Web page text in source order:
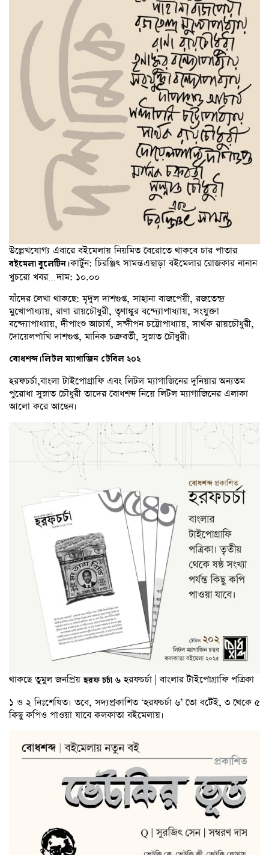
উল্লেখযোগ্য এবারে বইমেলায় নিয়মিত বেরোতে থাকবে চার পাতার
বইমেলা বুলেটিন।কার্টুন: চিরঞ্জিৎ সামন্তএছাড়া বইমেলার রোজকার নানান
খুচরো খবর…দাম: ১০.০০
যাঁদের লেখা থাকছে: মৃদুল দাশগুপ্ত, সাহানা বাজপেয়ী, রজতেন্দ্র
মুখোপাধ্যায়, রাণা রায়চৌধুরী, তৃণাঙ্কুর বন্দ্যোপাধ্যায়, সংযুক্তা
বন্দ্যোপাধ্যায়, দীপাংশু আচার্য, সন্দীপন চট্টোপাধ্যায়, সার্থক রায়চৌধুরী,
দোয়েলপাখি দাশগুপ্ত, মানিক চক্রবর্তী, সুস্নাত চৌধুরী।
বোধশব্দ।লিটল ম্যাগাজিন টেবিল ২০২
হরফচর্চা,বাংলা টাইপোগ্রাফি এবং লিটল ম্যাগাজিনের দুনিয়ার অন্যতম
পুরোধা সুস্নাত চৌধুরী তাদের বোধশব্দ নিয়ে লিটল ম্যাগাজিনের এলাকা
আলো করে আছেন।
থাকছে তুমুল জনপ্রিয়হরফচর্চা৬হরফচর্চা | বাংলার টাইপোগ্রাফি পত্রিকা
১ ও ২ নিঃশেষিত। তবে, সদ্যপ্রকাশিত ‘হরফচর্চা ৬’ তো বটেই, ৩ থেকে ৫
কিছু কপিও পাওয়া যাবে কলকাতা বইমেলায়।